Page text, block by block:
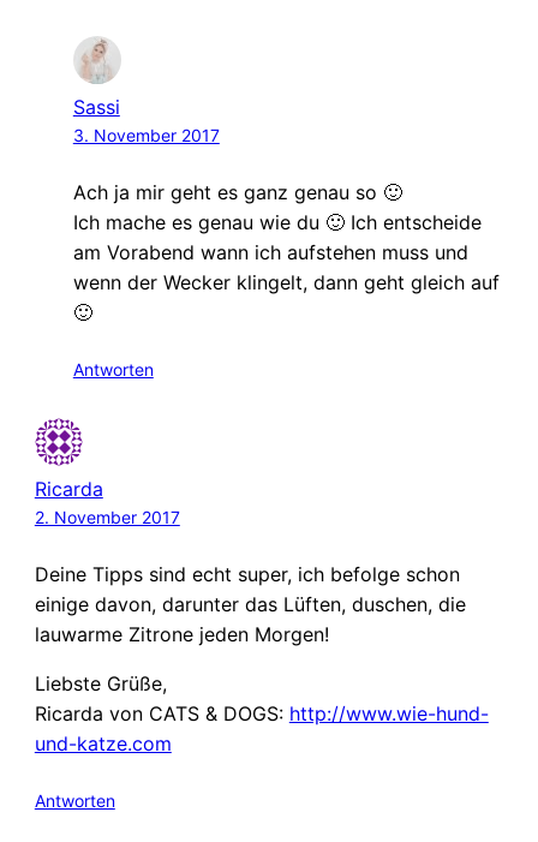
Sassi
3. November 2017
Ach ja mir geht es ganz genau so 🙂
Ich mache es genau wie du 🙂 Ich entscheide
am Vorabend wann ich aufstehen muss und
wenn der Wecker klingelt, dann geht gleich auf
🙂
Antworten
Ricarda
2. November 2017
Deine Tipps sind echt super, ich befolge schon
einige davon, darunter das Lüften, duschen, die
lauwarme Zitrone jeden Morgen!
Liebste Grüße,
Ricarda von CATS & DOGS: http://www.wie-hund-
und-katze.com
Antworten